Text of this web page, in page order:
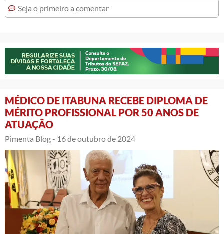
Seja o primeiro a comentar
MÉDICO DE ITABUNA RECEBE DIPLOMA DE
MÉRITO PROFISSIONAL POR 50 ANOS DE
ATUAÇÃO
Pimenta Blog - 16 de outubro de 2024